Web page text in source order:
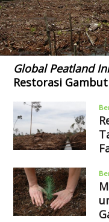
Global Peatland
Restorasi